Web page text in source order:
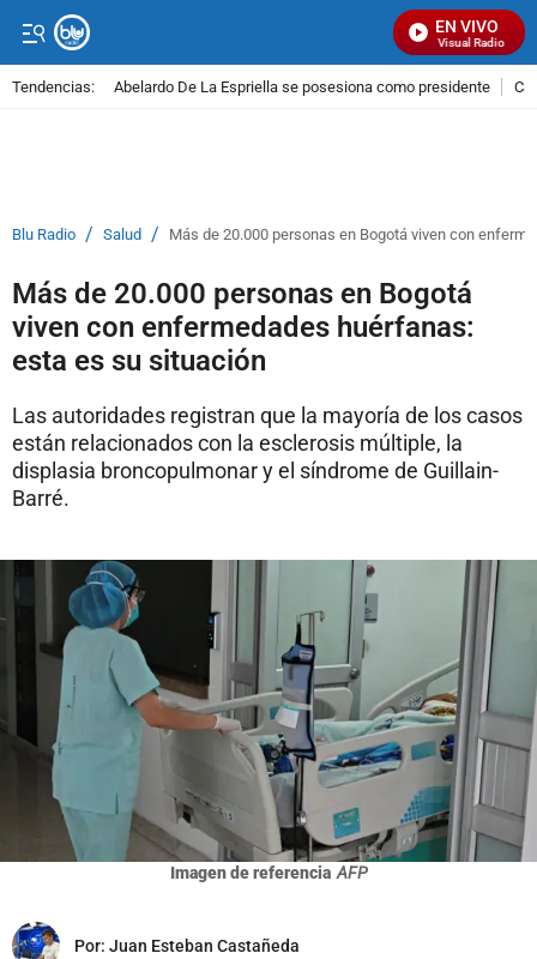
EN VIVO
Señal Visual Radio
Tendencias: Abelardo De La Espriella se posesiona como presidente
Blu Radio / Salud / Más de 20.000 personas en Bogotá viven con
Más de 20.000 personas en Bogotá
viven con enfermedades huérfanas:
esta es su situación
Las autoridades registran que la mayoría de los casos
están relacionados con la esclerosis múltiple, la
displasia broncopulmonar y el síndrome de Guillain-
Barré.
Imagen de referencia AFP
Por: Juan Esteban Castañeda